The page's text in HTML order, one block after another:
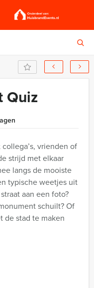
Quiz
vrienden of
strijd met elkaar
langs de mooiste
typische weetjes uit
aan een foto?
schuilt? Of
de stad te maken